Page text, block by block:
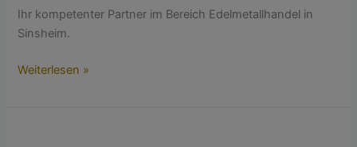
Ihr kompetenter Partner im Bereich Edelmetallhandel in
Sinsheim.
Weiterlesen »